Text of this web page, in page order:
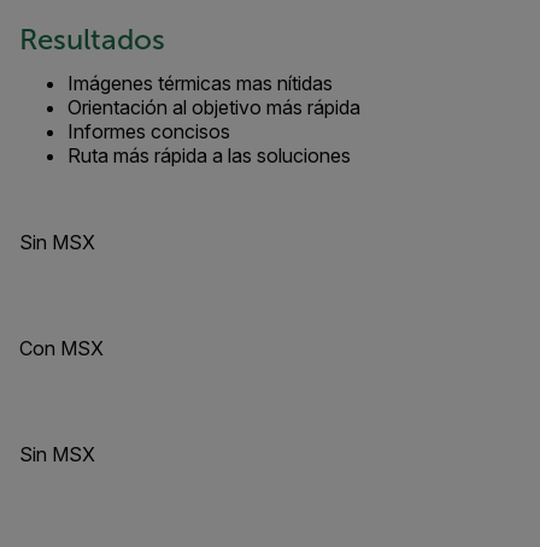
Resultados
Imágenes térmicas mas nítidas
Orientación al objetivo más rápida
Informes concisos
Ruta más rápida a las soluciones
Sin MSX
Con MSX
Sin MSX